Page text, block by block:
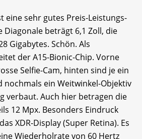
eine sehr gutes Preis-Leistungs-
Diagonale beträgt 6,1 Zoll, die
Gigabytes. Schön. Als
der A15-Bionic-Chip. Vorne
Selfie-Cam, hinten sind je ein
nochmals ein Weitwinkel-Objektiv
verbaut. Auch hier betragen die
12 Mpx. Besonders Eindruck
XDR-Display (Super Retina). Es
Wiederholrate von 60 Hertz